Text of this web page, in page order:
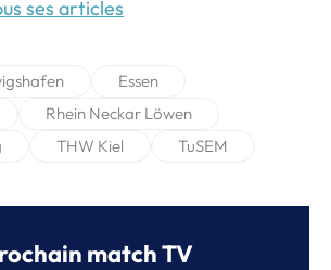
ses articles
Essen
Rhein Neckar Löwen
THW Kiel TuSEM
match TV